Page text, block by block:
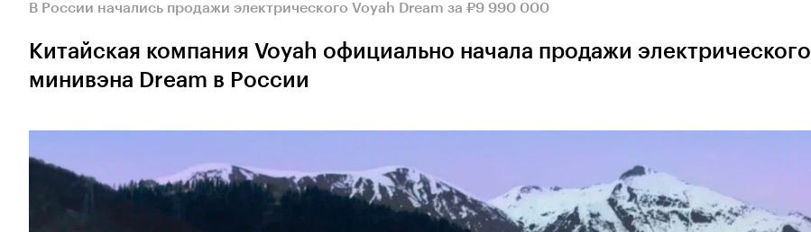
В России начались продажи электрического Voyah Dream за ₽9 990 000
Китайская компания Voyah официально начала продажи электрического
минивэна Dream в России